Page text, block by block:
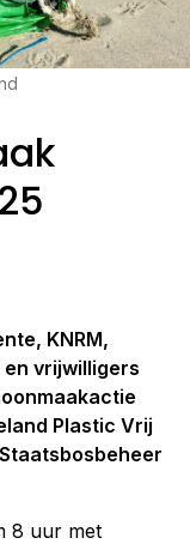
KNRM,
vrijwilligers
Plastic Vrij
8 uur met